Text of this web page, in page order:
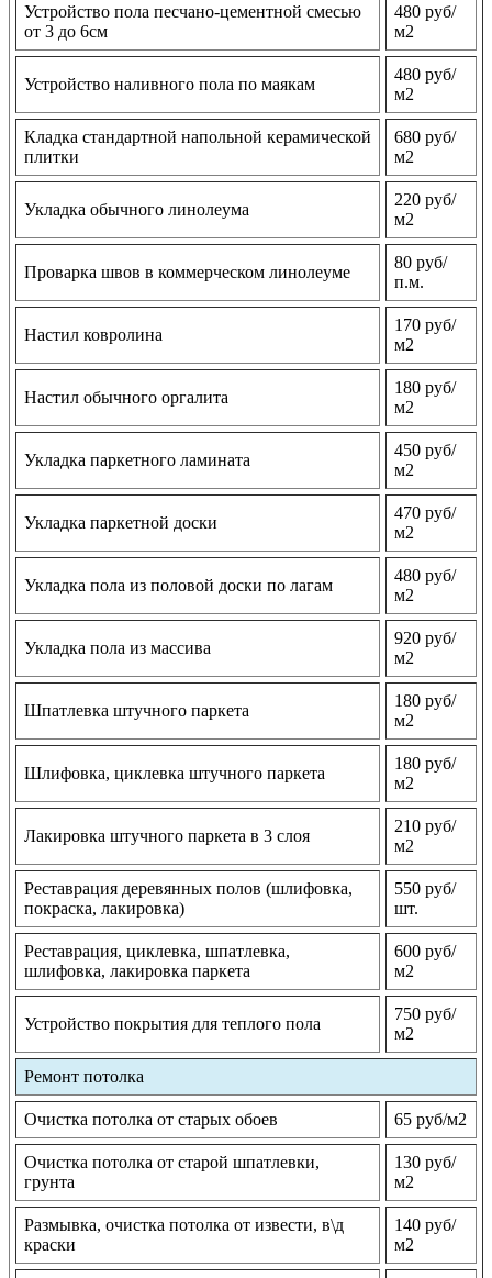
Устройство пола песчано-цементной смесью
от 3 до 6см
480 руб/
м2
Устройство наливного пола по маякам
480 руб/
м2
Кладка стандартной напольной керамической
плитки
680 руб/
м2
Укладка обычного линолеума
220 руб/
м2
Проварка швов в коммерческом линолеуме
80 руб/
п.м.
Настил ковролина
170 руб/
м2
Настил обычного оргалита
180 руб/
м2
Укладка паркетного ламината
450 руб/
м2
Укладка паркетной доски
470 руб/
м2
Укладка пола из половой доски по лагам
480 руб/
м2
Укладка пола из массива
920 руб/
м2
Шпатлевка штучного паркета
180 руб/
м2
Шлифовка, циклевка штучного паркета
180 руб/
м2
Лакировка штучного паркета в 3 слоя
210 руб/
м2
Реставрация деревянных полов (шлифовка,
покраска, лакировка)
550 руб/
шт.
Реставрация, циклевка, шпатлевка,
шлифовка, лакировка паркета
600 руб/
м2
Устройство покрытия для теплого пола
750 руб/
м2
Ремонт потолка
Очистка потолка от старых обоев 65 руб/м2
Очистка потолка от старой шпатлевки,
грунта
130 руб/
м2
Размывка, очистка потолка от извести, в\д
краски
140 руб/
м2